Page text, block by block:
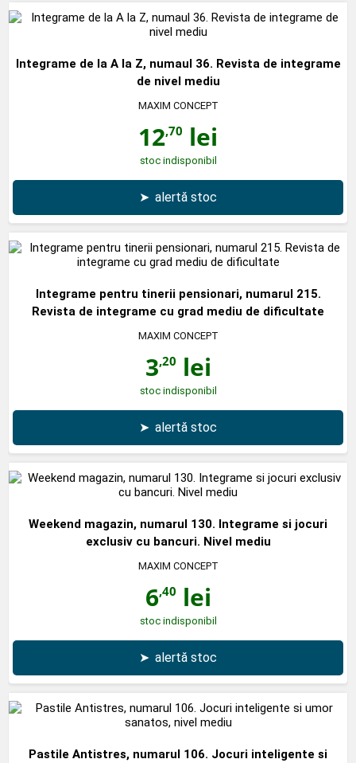
Integrame de la A la Z, numaul 36. Revista de integrame
de nivel mediu
MAXIM CONCEPT
12,70 lei
stoc indisponibil
➤ alertă stoc
Integrame pentru tinerii pensionari, numarul 215.
Revista de integrame cu grad mediu de dificultate
MAXIM CONCEPT
3,20 lei
stoc indisponibil
➤ alertă stoc
Weekend magazin, numarul 130. Integrame si jocuri
exclusiv cu bancuri. Nivel mediu
MAXIM CONCEPT
6,40 lei
stoc indisponibil
➤ alertă stoc
Pastile Antistres, numarul 106. Jocuri inteligente si